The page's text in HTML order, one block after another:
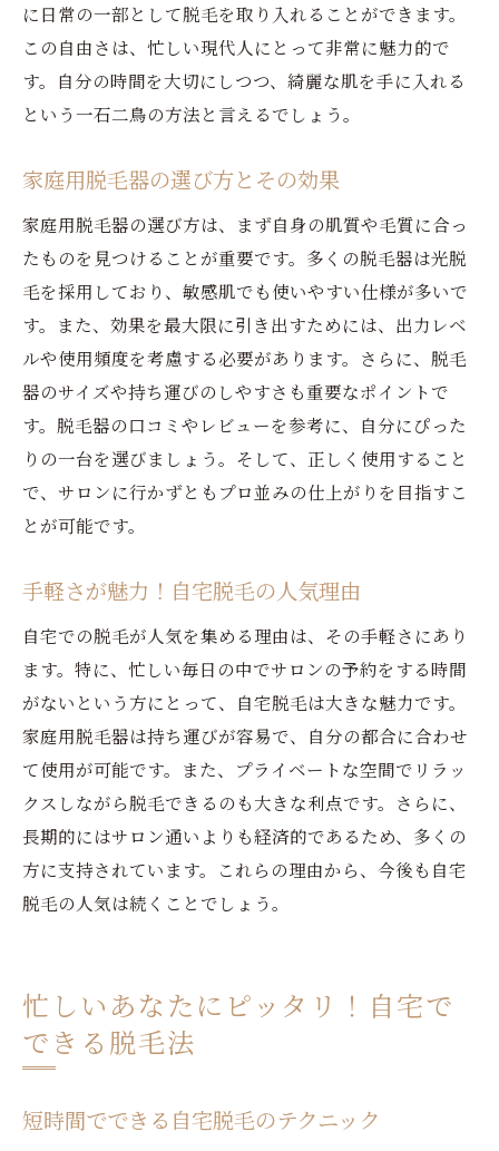
持続的な美肌を手に入れるための脱毛習慣
美肌を保つための脱毛後のケア
愛媛県西条市丸野で話題の自宅脱毛法を徹底解
西条市丸野で注目の脱毛法とは
最新の自宅脱毛法を試してみよう
丸野で広まる話題の脱毛法の実力
地域で話題の脱毛法のメリット
丸野で人気の自宅脱毛体験をレポート
に日常の一部として脱毛を取り入れることができます。
この自由さは、忙しい現代人にとって非常に魅力的で
す。自分の時間を大切にしつつ、綺麗な肌を手に入れる
という一石二鳥の方法と言えるでしょう。
家庭用脱毛器の選び方とその効果
家庭用脱毛器の選び方は、まず自身の肌質や毛質に合っ
たものを見つけることが重要です。多くの脱毛器は光脱
毛を採用しており、敏感肌でも使いやすい仕様が多いで
す。また、効果を最大限に引き出すためには、出力レベ
ルや使用頻度を考慮する必要があります。さらに、脱毛
器のサイズや持ち運びのしやすさも重要なポイントで
す。脱毛器の口コミやレビューを参考に、自分にぴった
りの一台を選びましょう。そして、正しく使用すること
で、サロンに行かずともプロ並みの仕上がりを目指すこ
とが可能です。
手軽さが魅力！自宅脱毛の人気理由
自宅での脱毛が人気を集める理由は、その手軽さにあり
ます。特に、忙しい毎日の中でサロンの予約をする時間
がないという方にとって、自宅脱毛は大きな魅力です。
家庭用脱毛器は持ち運びが容易で、自分の都合に合わせ
て使用が可能です。また、プライベートな空間でリラッ
クスしながら脱毛できるのも大きな利点です。さらに、
長期的にはサロン通いよりも経済的であるため、多くの
方に支持されています。これらの理由から、今後も自宅
脱毛の人気は続くことでしょう。
忙しいあなたにピッタリ！自宅で
できる脱毛法
短時間でできる自宅脱毛のテクニック